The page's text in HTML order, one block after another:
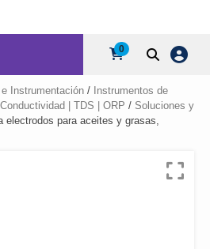
0
e Instrumentación / Instrumentos de
| TDS | ORP / Soluciones y
electrodos para aceites y grasas,